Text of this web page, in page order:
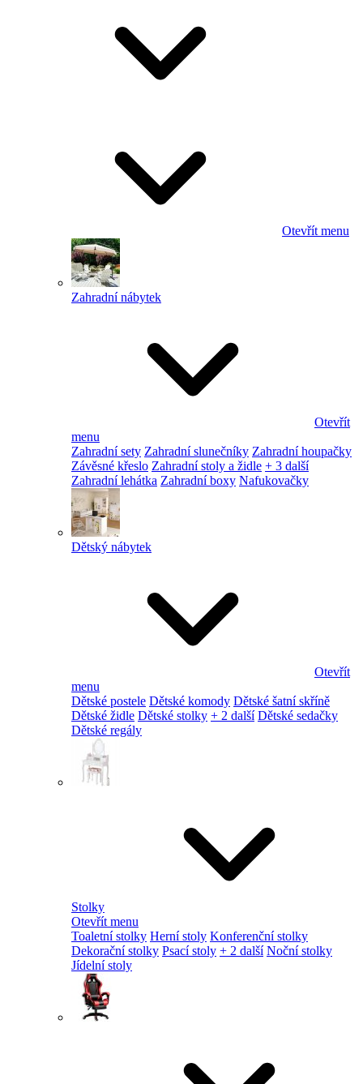
Otevřít menu
Zahradní nábytek
Otevřít
menu
Zahradní sety Zahradní slunečníky Zahradní houpačky
Závěsné křeslo Zahradní stoly a židle + 3 další
Zahradní lehátka Zahradní boxy Nafukovačky
Dětský nábytek
Otevřít
menu
Dětské postele Dětské komody Dětské šatní skříně
Dětské židle Dětské stolky + 2 další Dětské sedačky
Dětské regály
Stolky
Otevřít menu
Toaletní stolky Herní stoly Konferenční stolky
Dekorační stolky Psací stoly + 2 další Noční stolky
Jídelní stoly